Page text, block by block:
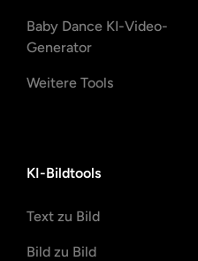
Baby Dance KI-Video-
Generator
Weitere Tools
KI-Bildtools
Text zu Bild
Bild zu Bild